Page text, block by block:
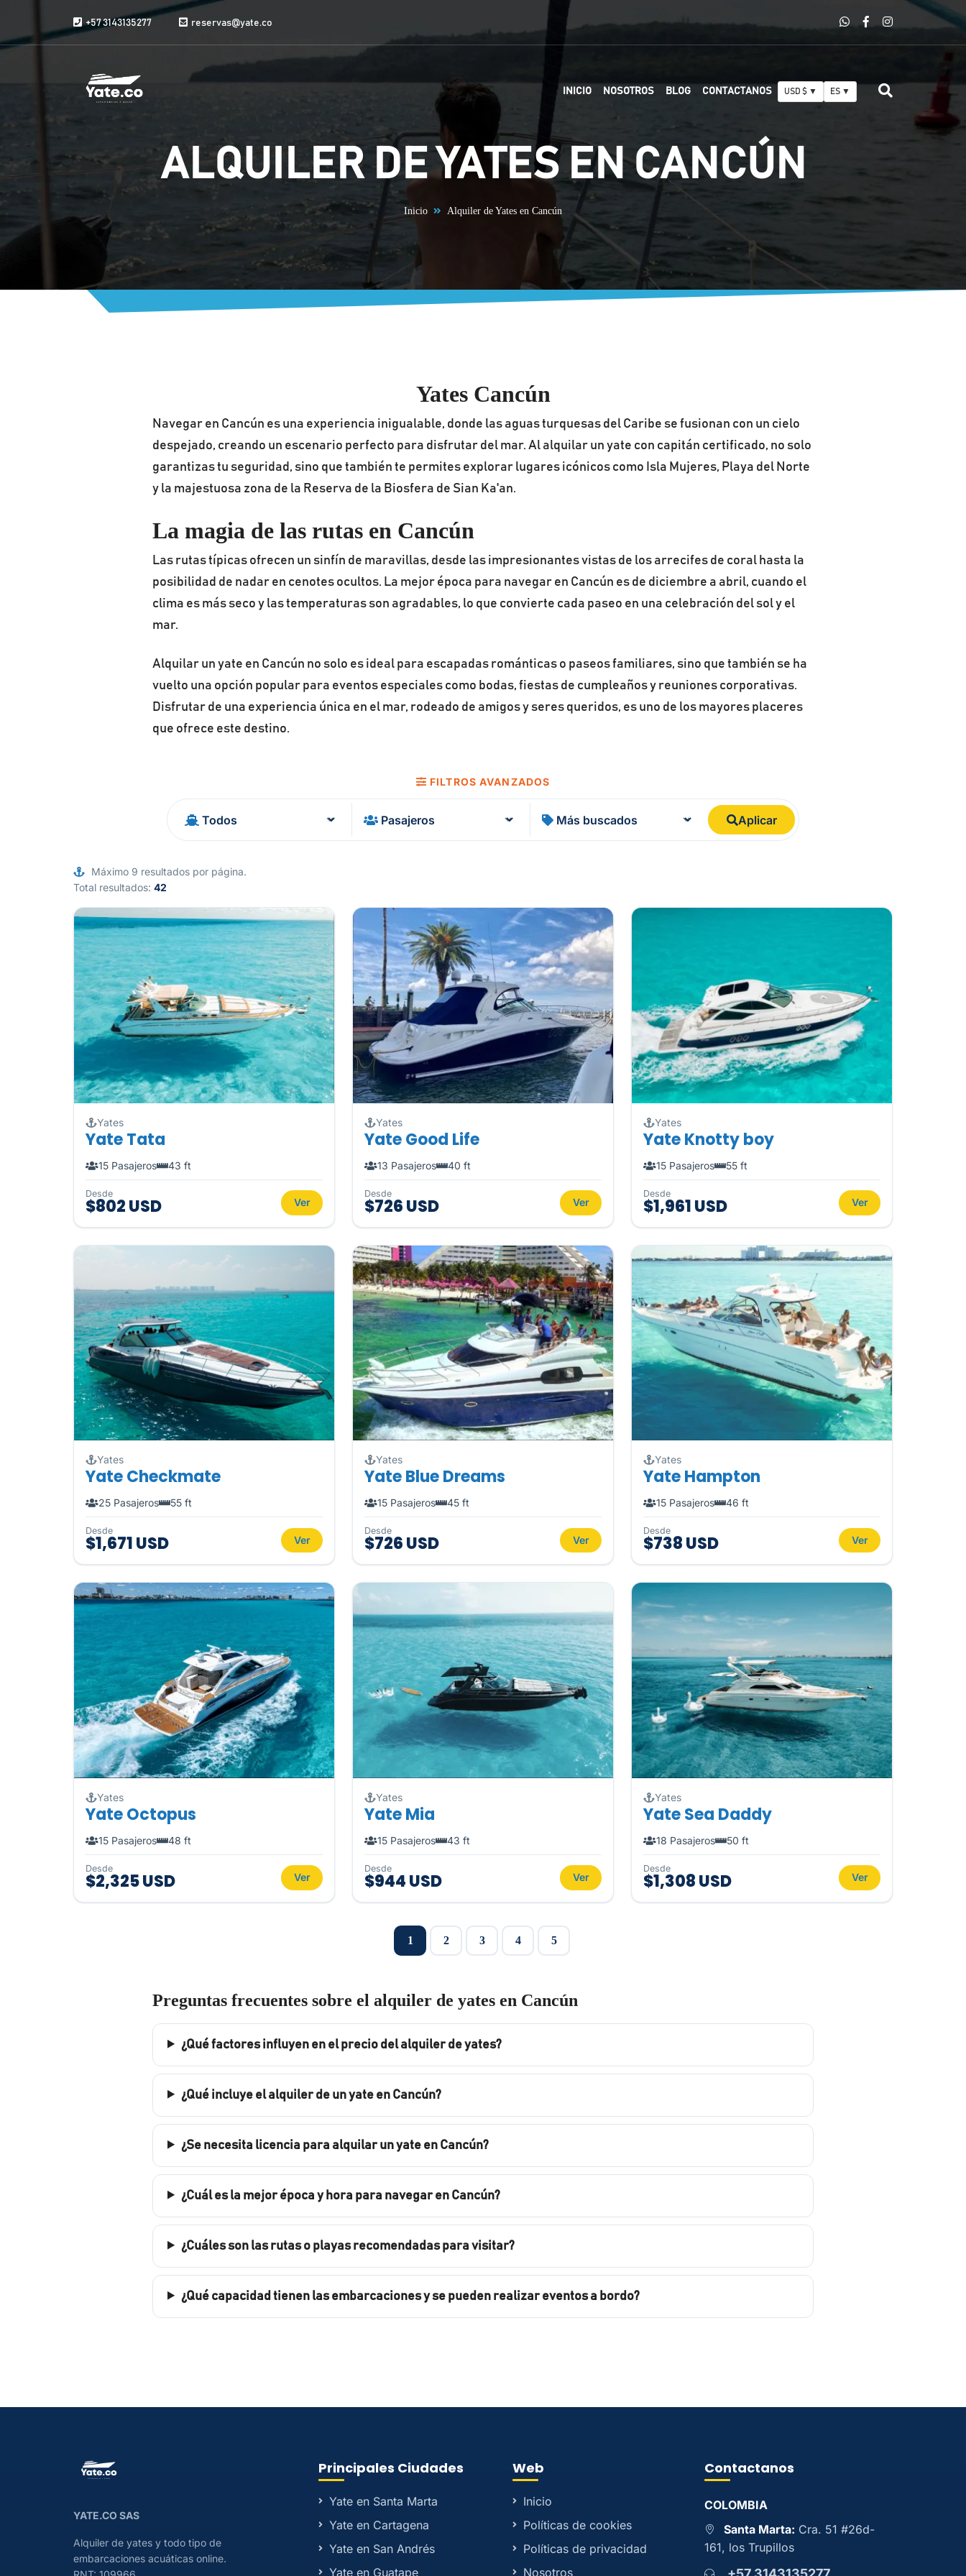
+57 3143135277 reservas@yate.co
INICIO NOSOTROS BLOG CONTACTANOS USD $ ▼ ES ▼
ALQUILER DE YATES EN CANCÚN
Inicio Alquiler de Yates en Cancún
Yates Cancún
Navegar en Cancún es una experiencia inigualable, donde las aguas turquesas del Caribe se fusionan con un cielo
despejado, creando un escenario perfecto para disfrutar del mar. Al alquilar un yate con capitán certificado, no solo
garantizas tu seguridad, sino que también te permites explorar lugares icónicos como Isla Mujeres, Playa del Norte
y la majestuosa zona de la Reserva de la Biosfera de Sian Ka'an.
La magia de las rutas en Cancún
Las rutas típicas ofrecen un sinfín de maravillas, desde las impresionantes vistas de los arrecifes de coral hasta la
posibilidad de nadar en cenotes ocultos. La mejor época para navegar en Cancún es de diciembre a abril, cuando el
clima es más seco y las temperaturas son agradables, lo que convierte cada paseo en una celebración del sol y el
mar.
Alquilar un yate en Cancún no solo es ideal para escapadas románticas o paseos familiares, sino que también se ha
vuelto una opción popular para eventos especiales como bodas, fiestas de cumpleaños y reuniones corporativas.
Disfrutar de una experiencia única en el mar, rodeado de amigos y seres queridos, es uno de los mayores placeres
que ofrece este destino.
FILTROS AVANZADOS
Aplicar
Máximo 9 resultados por página.
Total resultados: 42
Yates
Yate Tata
15 Pasajeros 43 ft
Desde
$802 USD Ver
Yates
Yate Good Life
13 Pasajeros 40 ft
Desde
$726 USD Ver
Yates
Yate Knotty boy
15 Pasajeros 55 ft
Desde
$1,961 USD Ver
Yates
Yate Checkmate
25 Pasajeros 55 ft
Desde
$1,671 USD Ver
Yates
Yate Blue Dreams
15 Pasajeros 45 ft
Desde
$726 USD Ver
Yates
Yate Hampton
15 Pasajeros 46 ft
Desde
$738 USD Ver
Yates
Yate Octopus
15 Pasajeros 48 ft
Desde
$2,325 USD Ver
Yates
Yate Mia
15 Pasajeros 43 ft
Desde
$944 USD Ver
Yates
Yate Sea Daddy
18 Pasajeros 50 ft
Desde
$1,308 USD Ver
1 2 3 4 5
Preguntas frecuentes sobre el alquiler de yates en Cancún
¿Qué factores influyen en el precio del alquiler de yates?
¿Qué incluye el alquiler de un yate en Cancún?
¿Se necesita licencia para alquilar un yate en Cancún?
¿Cuál es la mejor época y hora para navegar en Cancún?
¿Cuáles son las rutas o playas recomendadas para visitar?
¿Qué capacidad tienen las embarcaciones y se pueden realizar eventos a bordo?
YATE.CO SAS
Alquiler de yates y todo tipo de
embarcaciones acuáticas online.
Principales Ciudades
Yate en Santa Marta
Yate en Cartagena
Yate en San Andrés
Yate en Guatape
Web
Inicio
Políticas de cookies
Políticas de privacidad
Nosotros
Contactanos
COLOMBIA
Santa Marta: Cra. 51 #26d-
161, los Trupillos